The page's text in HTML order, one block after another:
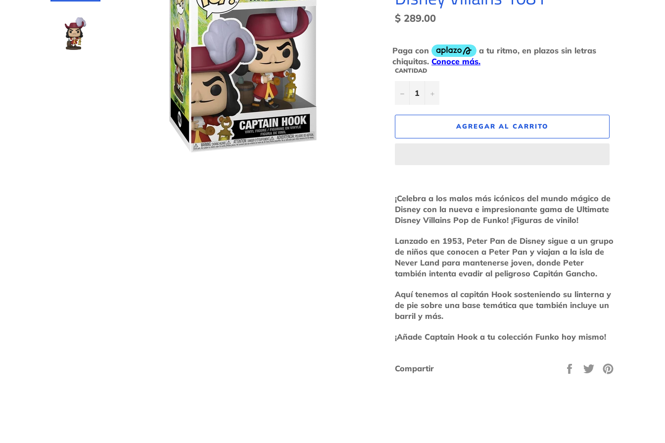
Precio
habitual
$ 289.00
CANTIDAD
− +
AGREGAR AL CARRITO
¡Celebra a los malos más icónicos del mundo mágico de
Disney con la nueva e impresionante gama de Ultimate
Disney Villains Pop de Funko! ¡Figuras de vinilo!
Lanzado en 1953, Peter Pan de Disney sigue a un grupo
de niños que conocen a Peter Pan y viajan a la isla de
Never Land para mantenerse joven, donde Peter
también intenta evadir al peligroso Capitán Gancho.
Aquí tenemos al capitán Hook sosteniendo su linterna y
de pie sobre una base temática que también incluye un
barril y más.
¡Añade Captain Hook a tu colección Funko hoy mismo!
Compartir
Compartir
Tuitear